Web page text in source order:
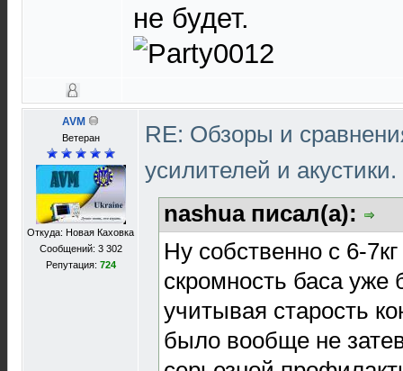
не будет.
AVM
Ветеран
Откуда: Новая Каховка
Сообщений: 3 302
Репутация: 724
RE: Обзоры и
усилителей и акустики.
nashua писал(а):
Ну собственно с 6-
скромность баса уже
учитывая старость
было вообще не